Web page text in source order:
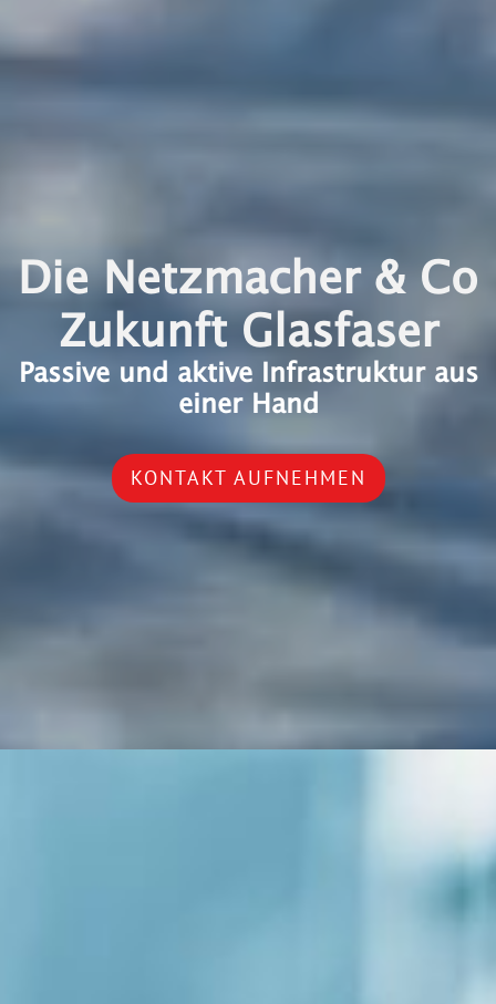
Die Netzmacher & Co
Zukunft Glasfaser
Passive und aktive Infrastruktur aus
einer Hand
KONTAKT AUFNEHMEN